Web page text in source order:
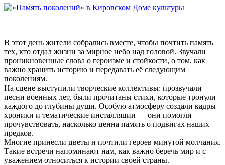
В этот день жители собрались вместе, чтобы почтить память
тех, кто отдал жизни за мирное небо над головой. Звучали
проникновенные слова о героизме и стойкости, о том, как
важно хранить историю и передавать её следующим
поколениям.
На сцене выступили творческие коллективы: прозвучали
песни военных лет, были прочитаны стихи, которые тронули
каждого до глубины души. Особую атмосферу создали кадры
хроники и тематические инсталляции — они помогли
прочувствовать, насколько ценна память о подвигах наших
предков.
Многие принесли цветы и почтили героев минутой молчания.
Такие встречи напоминают нам, как важно беречь мир и с
уважением относиться к истории своей страны.